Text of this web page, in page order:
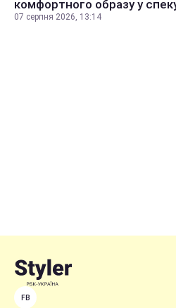
комфортного образу у
07 серпня 2026, 13:14
FB